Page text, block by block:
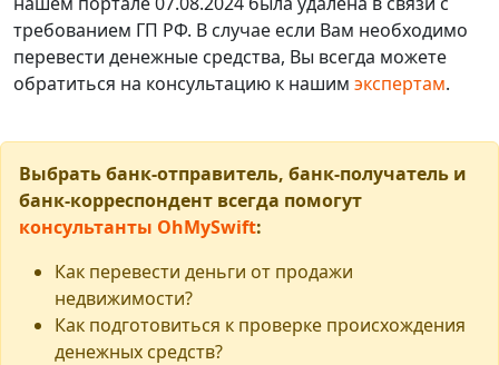
требованием ГП РФ. В случае если Вам необходимо
перевести денежные средства, Вы всегда можете
обратиться на консультацию к нашим экспертам.
Выбрать банк-отправитель, банк-получатель и
банк-корреспондент всегда помогут
консультанты OhMySwift:
Как перевести деньги от продажи
недвижимости?
Как подготовиться к проверке происхождения
денежных средств?